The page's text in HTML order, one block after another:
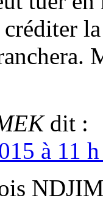
créditer
dit :
à 11